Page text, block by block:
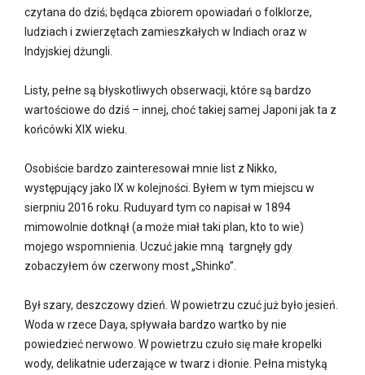
czytana do dziś; będąca zbiorem opowiadań o folklorze,
ludziach i zwierzętach zamieszkałych w Indiach oraz w
Indyjskiej dżungli.
Listy, pełne są błyskotliwych obserwacji, które są bardzo
wartościowe do dziś – innej, choć takiej samej Japoni jak ta z
końcówki XIX wieku.
Osobiście bardzo zainteresował mnie list z Nikko,
występujący jako IX w kolejności. Byłem w tym miejscu w
sierpniu 2016 roku. Ruduyard tym co napisał w 1894
mimowolnie dotknął (a może miał taki plan, kto to wie)
mojego wspomnienia. Uczuć jakie mną targnęły gdy
zobaczyłem ów czerwony most „Shinko”.
Był szary, deszczowy dzień. W powietrzu czuć już było jesień.
Woda w rzece Daya, spływała bardzo wartko by nie
powiedzieć nerwowo. W powietrzu czuło się małe kropelki
wody, delikatnie uderzające w twarz i dłonie. Pełna mistyką